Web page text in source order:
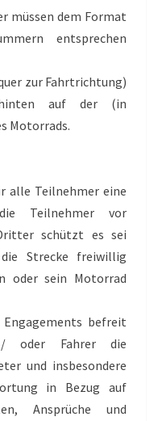
müssen dem Format
entsprechen
zur Fahrtrichtung)
hinten auf der (in
Motorrads.
alle Teilnehmer eine
Teilnehmer vor
schützt es sei
Strecke freiwillig
oder sein Motorrad
befreit
/ oder Fahrer die
und insbesondere
in Bezug auf
Ansprüche und